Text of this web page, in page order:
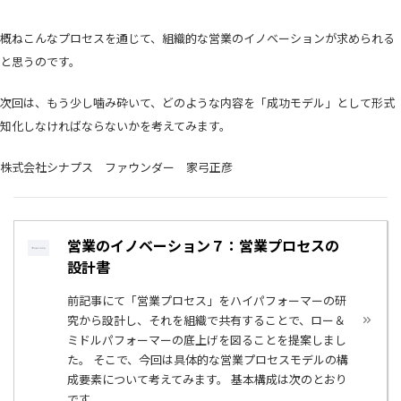
概ねこんなプロセスを通じて、組織的な営業のイノベーションが求められる
と思うのです。
次回は、もう少し噛み砕いて、どのような内容を「成功モデル」として形式
知化しなければならないかを考えてみます。
株式会社シナプス ファウンダー 家弓正彦
営業のイノベーション７：営業プロセスの
設計書
前記事にて「営業プロセス」をハイパフォーマーの研
究から設計し、それを組織で共有することで、ロー＆
ミドルパフォーマーの底上げを図ることを提案しまし
た。 そこで、今回は具体的な営業プロセスモデルの構
成要素について考えてみます。 基本構成は次のとおり